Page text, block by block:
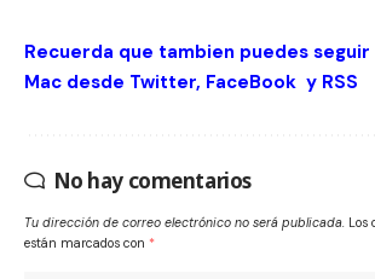
Recuerda que tambien puedes seguir
Mac desde Twitter, FaceBook y RSS
No hay comentarios
Tu dirección de correo electrónico no será publicada. Los
están marcados con *